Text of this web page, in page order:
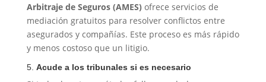
Arbitraje de Seguros (AMES) ofrece servicios de
mediación gratuitos para resolver conflictos entre
asegurados y compañías. Este proceso es más rápido
y menos costoso que un litigio.
5. Acude a los tribunales si es necesario